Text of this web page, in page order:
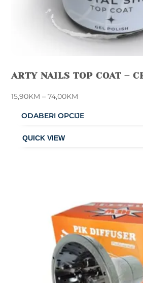
ARTY NAILS TOP COAT –
15,90KM – 74,00KM
ODABERI OPCIJE
product